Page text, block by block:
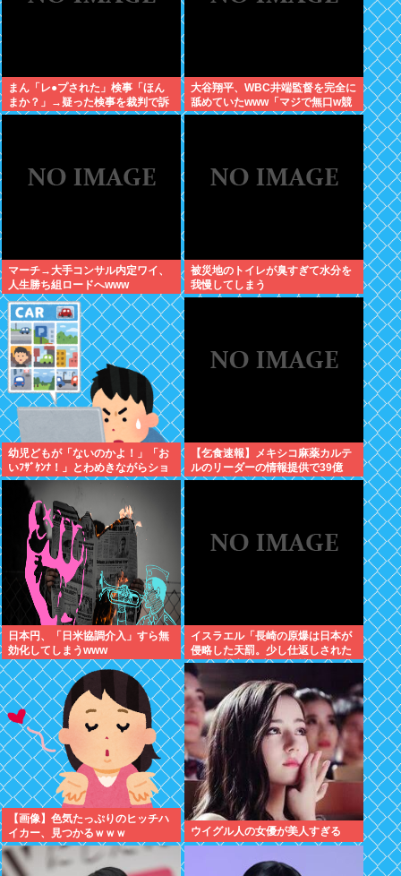
まん「レ●プされた」検事「ほん
まか？」→疑った検事を裁判で訴
える
大谷翔平、WBC井端監督を完全に
舐めていたwww「マジで無口w競
馬の話しかしないわ」と日本代表
マーチ→大手コンサル内定ワイ、
人生勝ち組ロードへwww
被災地のトイレが臭すぎて水分を
我慢してしまう
幼児どもが「ないのかよ！」「お
いﾌｻﾞｹﾝﾅ！」とわめきながらショ
ーケースをドンドン叩いたり、エ
ルボーしたりしだした
【乞食速報】メキシコ麻薬カルテ
ルのリーダーの情報提供で39億
円！お前ら急げ！
日本円、「日米協調介入」すら無
効化してしまうwww
イスラエル「長崎の原爆は日本が
侵略した天罰。少し仕返しされた
だけで被害者ヅラ。追悼されるべ
きは侵略された中国や韓国の人々
だよ
【画像】色気たっぷりのヒッチハ
イカー、見つかるｗｗｗ
ウイグル人の女優が美人すぎる